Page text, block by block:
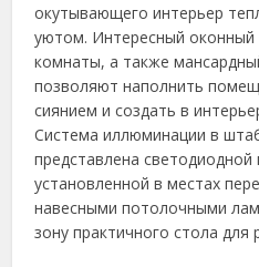
окутывающего интерьер
уютом. Интересный оконный
комнаты, а также
позволяют наполнить
сиянием и создать в
Система иллюминации в
представлена светодиодной
установленной в местах
навесными потолочными
зону практичного стола для